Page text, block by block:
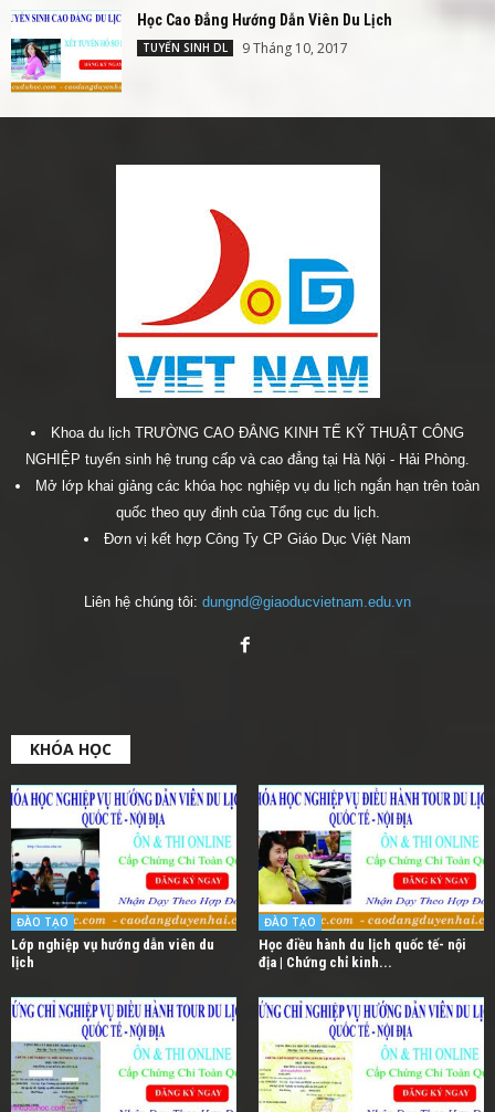
Học Cao Đẳng Hướng Dẫn Viên Du Lịch
TUYỂN SINH DL 9 Tháng 10, 2017
Khoa du lịch TRƯỜNG CAO ĐẲNG KINH TẾ KỸ THUẬT CÔNG
NGHIỆP tuyển sinh hệ trung cấp và cao đẳng tại Hà Nội - Hải Phòng.
Mở lớp khai giảng các khóa học nghiệp vụ du lịch ngắn hạn trên toàn
quốc theo quy định của Tổng cục du lịch.
Đơn vị kết hợp Công Ty CP Giáo Dục Việt Nam
Liên hệ chúng tôi: dungnd@giaoducvietnam.edu.vn
KHÓA HỌC
ĐÀO TẠO
Lớp nghiệp vụ hướng dẫn viên du
lịch
ĐÀO TẠO
Học điều hành du lịch quốc tế- nội
địa | Chứng chỉ kinh...